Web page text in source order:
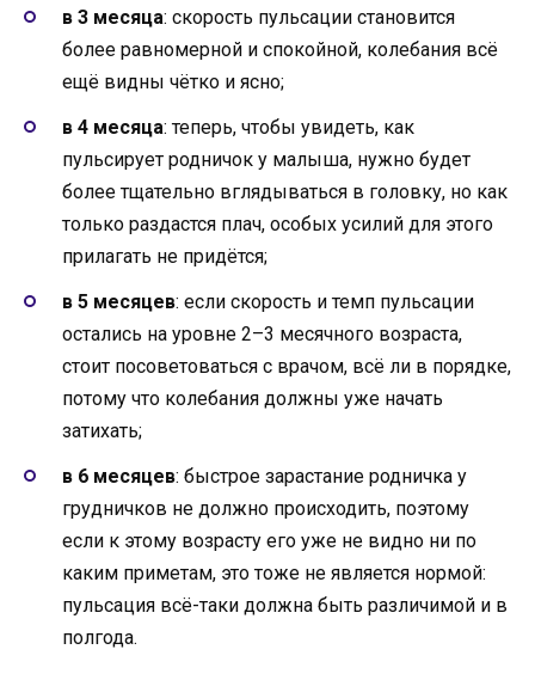
в 3 месяца: скорость пульсации становится
более равномерной и спокойной, колебания всё
ещё видны чётко и ясно;
в 4 месяца: теперь, чтобы увидеть, как
пульсирует родничок у малыша, нужно будет
более тщательно вглядываться в головку, но как
только раздастся плач, особых усилий для этого
прилагать не придётся;
в 5 месяцев: если скорость и темп пульсации
остались на уровне 2–3 месячного возраста,
стоит посоветоваться с врачом, всё ли в порядке,
потому что колебания должны уже начать
затихать;
в 6 месяцев: быстрое зарастание родничка у
грудничков не должно происходить, поэтому
если к этому возрасту его уже не видно ни по
каким приметам, это тоже не является нормой:
пульсация всё-таки должна быть различимой и в
полгода.